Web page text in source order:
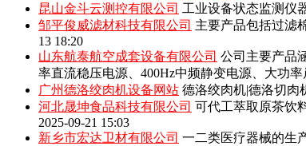
昆山金斗云测控有限公司 工业设备状态监测仪
邹平俊威滤材科技有限公司 主要产品包括‌过滤
13 18:20
山东航泰航空成套设备有限公司 公司主要产品
率直流稳压电源、400Hz中频静变电源、大功
广州德洛绞肉机设备网站 德洛绞肉机|德洛切肉
河北晟坤食品科技有限公司 可代工萃取原茶饮
2025-09-21 15:03
新乡市宏达卫材有限公司 一二类医疗器械的生